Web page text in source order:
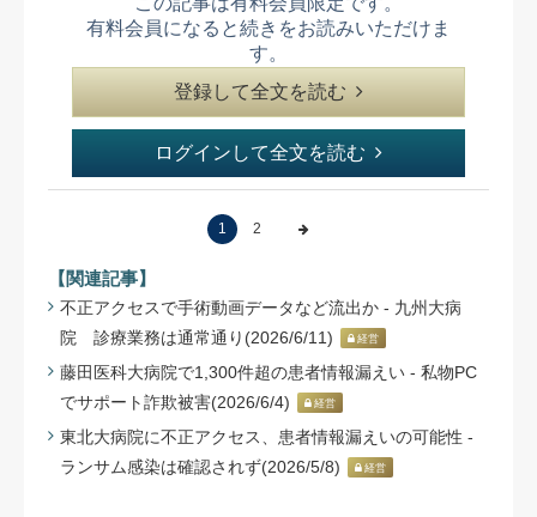
有料会員になると続きをお読みいただけま
す。
登録して全文を読む
ログインして全文を読む
1 2
【関連記事】
不正アクセスで手術動画データなど流出か - 九州大病
院 診療業務は通常通り(2026/6/11)
経営
藤田医科大病院で1,300件超の患者情報漏えい - 私物PC
でサポート詐欺被害(2026/6/4)
経営
東北大病院に不正アクセス、患者情報漏えいの可能性 -
ランサム感染は確認されず(2026/5/8)
経営